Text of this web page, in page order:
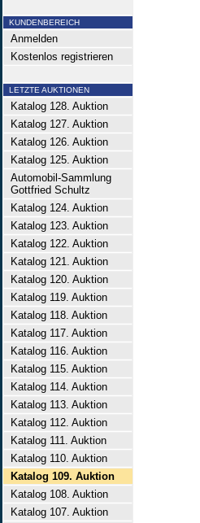
KUNDENBEREICH
Anmelden
Kostenlos registrieren
LETZTE AUKTIONEN
Katalog 128. Auktion
Katalog 127. Auktion
Katalog 126. Auktion
Katalog 125. Auktion
Automobil-Sammlung
Gottfried Schultz
Katalog 124. Auktion
Katalog 123. Auktion
Katalog 122. Auktion
Katalog 121. Auktion
Katalog 120. Auktion
Katalog 119. Auktion
Katalog 118. Auktion
Katalog 117. Auktion
Katalog 116. Auktion
Katalog 115. Auktion
Katalog 114. Auktion
Katalog 113. Auktion
Katalog 112. Auktion
Katalog 111. Auktion
Katalog 110. Auktion
Katalog 109. Auktion
Katalog 108. Auktion
Katalog 107. Auktion